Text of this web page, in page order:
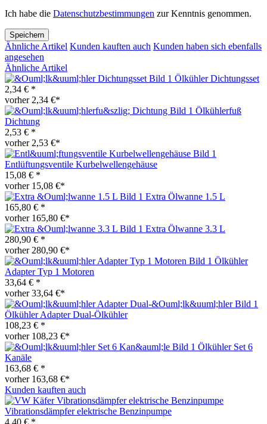
Ich habe die Datenschutzbestimmungen zur Kenntnis genommen.
Speichern
Ähnliche Artikel Kunden kauften auch Kunden haben sich ebenfalls
angesehen
Ähnliche Artikel
Ölkühler Dichtungsset
2,34 € *
vorher 2,34 €*
Ölkühlerfuß
Dichtung
2,53 € *
vorher 2,53 €*
Entlüftungsventile Kurbelwellengehäuse
15,08 € *
vorher 15,08 €*
Extra Ölwanne 1.5 L
165,80 € *
vorher 165,80 €*
Extra Ölwanne 3.3 L
280,90 € *
vorher 280,90 €*
Ölkühler
Adapter Typ 1 Motoren
33,64 € *
vorher 33,64 €*
Ölkühler Adapter Dual-Ölkühler
108,23 € *
vorher 108,23 €*
Ölkühler Set 6
Kanäle
163,68 € *
vorher 163,68 €*
Kunden kauften auch
Vibrationsdämpfer elektrische Benzinpumpe
4,40 € *